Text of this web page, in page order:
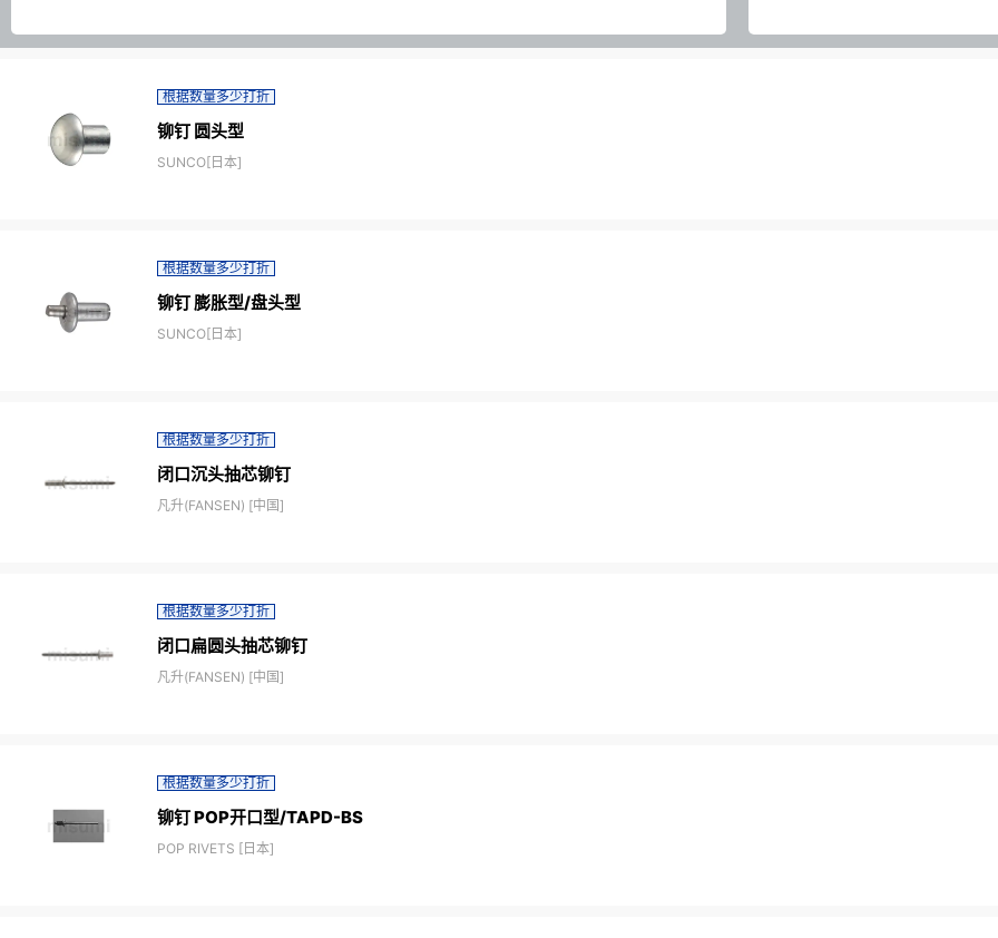
根据数量多少打折
铆钉 圆头型
SUNCO[日本]
根据数量多少打折
铆钉 膨胀型/盘头型
SUNCO[日本]
根据数量多少打折
闭口沉头抽芯铆钉
凡升(FANSEN) [中国]
根据数量多少打折
闭口扁圆头抽芯铆钉
凡升(FANSEN) [中国]
根据数量多少打折
铆钉 POP开口型/TAPD-BS
POP RIVETS [日本]